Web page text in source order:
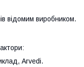
відомим виробником.
Arvedi.